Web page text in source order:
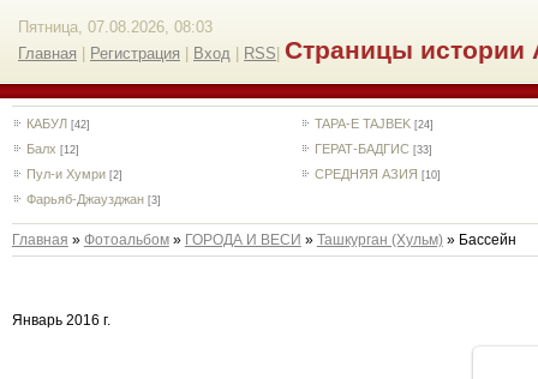
Пятница, 07.08.2026, 08:03
Главная
Регистрация Вход RSS Страницы истории
КАБУЛ [42] TAPA-E TAJBEK [24]
Балх [12] ГЕРАТ-БАДГИС [33]
Пул-и Хумри [2] СРЕДНЯЯ АЗИЯ [10]
Фарьяб-Джаузджан [3]
Главная » Фотоальбом» ГОРОДА И ВЕСИ » Ташкурган (Хульм)» Баcсейн
Январь 2016 г.